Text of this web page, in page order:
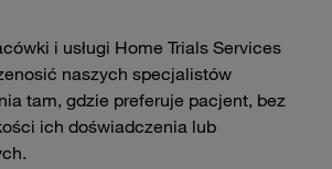
i usługi Home Trials Services
naszych specjalistów
tam, gdzie preferuje pacjent, bez
ich doświadczenia lub